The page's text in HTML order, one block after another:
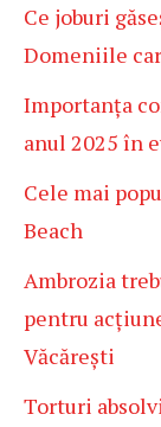
Ce joburi
Domeniile
Importanța
anul 2025 în
Cele mai
Beach
Ambrozia
pentru
Văcărești
Torturi